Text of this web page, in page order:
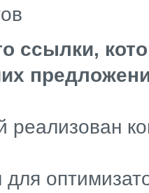
ссылки,
реализован